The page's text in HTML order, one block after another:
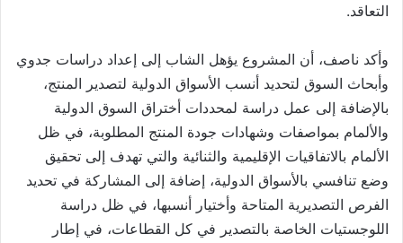
التعاقد.
وأكد ناصف، أن المشروع يؤهل الشاب إلى إعداد دراسات جدوي
وأبحاث السوق لتحديد أنسب الأسواق الدولية لتصدير المنتج،
بالإضافة إلى عمل دراسة لمحددات أختراق السوق الدولية
والألمام بمواصفات وشهادات جودة المنتج المطلوبة، في ظل
الألمام بالاتفاقيات الإقليمية والثنائية والتي تهدف إلى تحقيق
وضع تنافسي بالأسواق الدولية، إضافة إلى المشاركة في تحديد
الفرص التصديرية المتاحة وأختيار أنسبها، في ظل دراسة
اللوجستيات الخاصة بالتصدير في كل القطاعات، في إطار